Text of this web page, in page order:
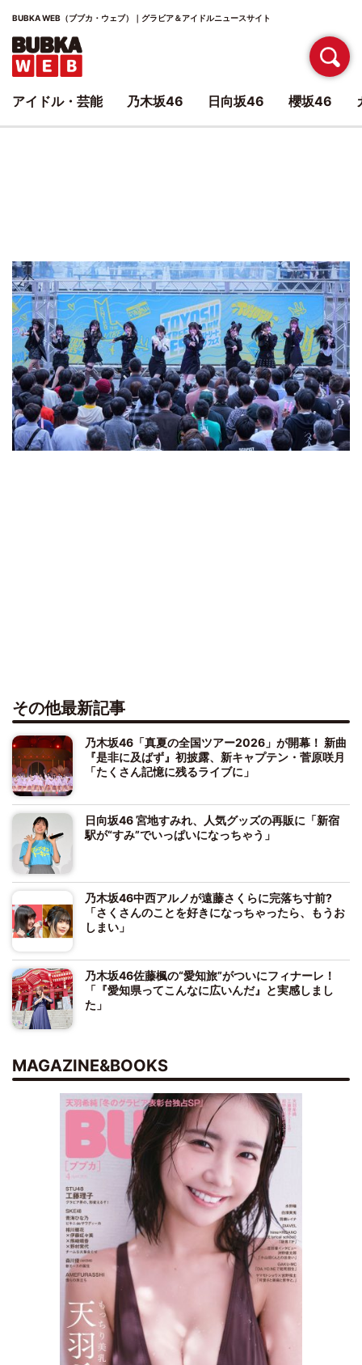
BUBKA WEB（ブブカ・ウェブ）｜グラビア＆アイドルニュースサイト
その他最新記事
乃木坂46「真夏の全国ツアー2026」が開幕！ 新曲
『是非に及ばず』初披露、新キャプテン・菅原咲月
「たくさん記憶に残るライブに」
日向坂46 宮地すみれ、人気グッズの再販に「新宿
駅が“すみ”でいっぱいになっちゃう」
乃木坂46中西アルノが遠藤さくらに完落ち寸前?
「さくさんのことを好きになっちゃったら、もうお
しまい」
乃木坂46佐藤楓の“愛知旅”がついにフィナーレ！
「『愛知県ってこんなに広いんだ』と実感しまし
た」
MAGAZINE&BOOKS
アイドル・芸能 乃木坂46 日向坂46 櫻坂46